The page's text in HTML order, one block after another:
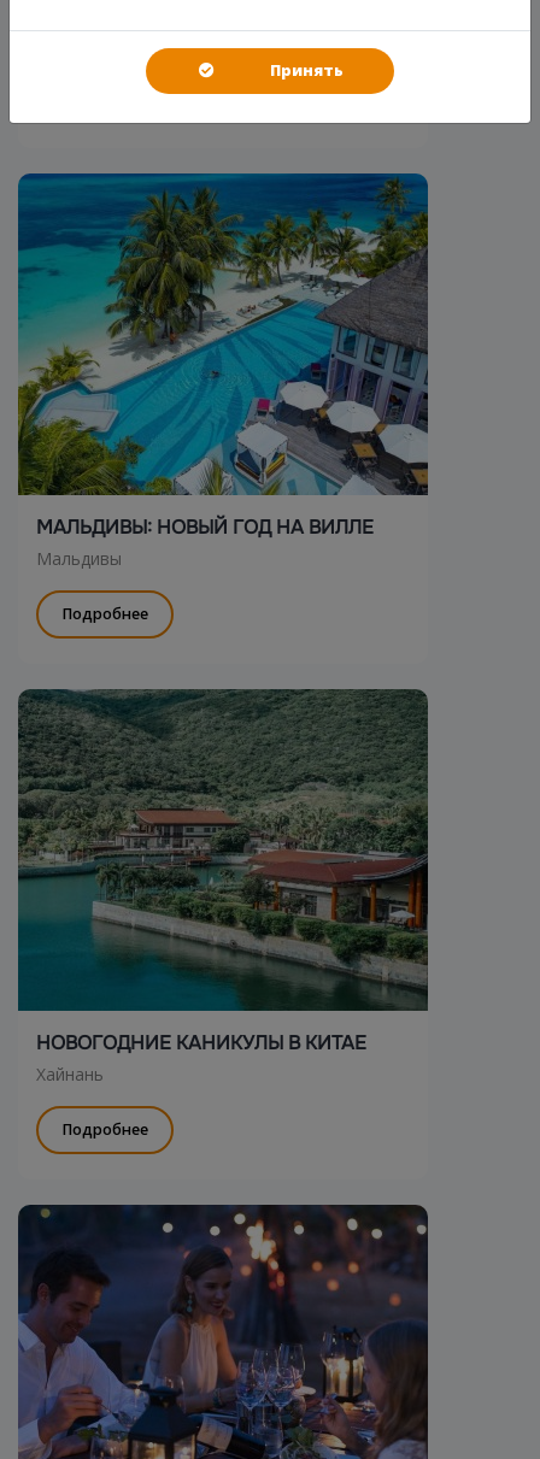
Вьетнам-Камбоджа-Лаос
МАЛЬДИВЫ: НОВЫЙ ГОД НА ВИЛЛЕ
Мальдивы
Подробнее
НОВОГОДНИЕ КАНИКУЛЫ В КИТАЕ
Хайнань
Подробнее
Принять